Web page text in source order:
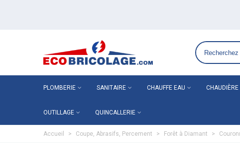
PLOMBERIE SANITAIRE CHAUFFE EAU CHAUDIÈRE
OUTILLAGE QUINCALLERIE
Accueil > Coupe, Abrasifs, Percement > Forêt à Diamant >